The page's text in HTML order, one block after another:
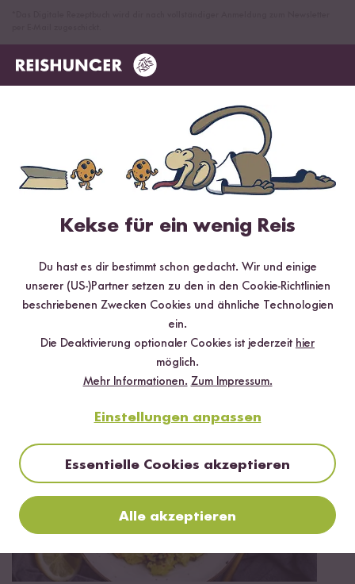
Mehr Rezepte mit Bio Risotto Reis
Mini Kürbis mit Kürbisrisotto
Kekse für ein wenig Reis
Du hast es dir bestimmt schon gedacht. Wir und einige
unserer (US-)Partner setzen zu den in den Cookie-Richtlinien
beschriebenen Zwecken Cookies und ähnliche Technologien
ein.
Die Deaktivierung optionaler Cookies ist jederzeit hier
möglich.
Mehr Informationen. Zum Impressum.
Einstellungen anpassen
Essentielle Cookies akzeptieren
Alle akzeptieren